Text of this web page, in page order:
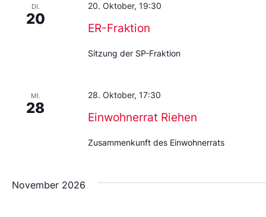
DI.
20
ER-Fraktion
20. Oktober, 19:30
Sitzung der SP-Fraktion
MI.
28
Einwohnerrat Riehen
28. Oktober, 17:30
Zusammenkunft des Einwohnerrats
November 2026